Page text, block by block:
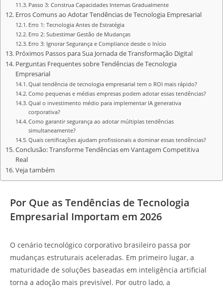
Passo 3: Construa Capacidades Internas Gradualmente
Erros Comuns ao Adotar Tendências de Tecnologia Empresarial
Erro 1: Tecnologia Antes de Estratégia
Erro 2: Subestimar Gestão de Mudanças
Erro 3: Ignorar Segurança e Compliance desde o Início
Próximos Passos para Sua Jornada de Transformação Digital
Perguntas Frequentes sobre Tendências de Tecnologia
Empresarial
Qual tendência de tecnologia empresarial tem o ROI mais rápido?
Como pequenas e médias empresas podem adotar essas tendências?
Qual o investimento médio para implementar IA generativa
corporativa?
Como garantir segurança ao adotar múltiplas tendências
simultaneamente?
Quais certificações ajudam profissionais a dominar essas tendências?
Conclusão: Transforme Tendências em Vantagem Competitiva
Real
Veja também
Por Que as Tendências de Tecnologia
Empresarial Importam em 2026
O cenário tecnológico corporativo brasileiro passa por
mudanças estruturais aceleradas. Em primeiro lugar, a
maturidade de soluções baseadas em inteligência artificial
torna a adoção mais previsível. Por outro lado, a